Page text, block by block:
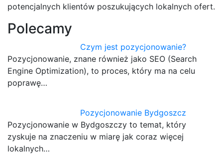
potencjalnych klientów poszukujących lokalnych ofert.
Polecamy
Czym jest pozycjonowanie?
Pozycjonowanie, znane również jako SEO (Search
Engine Optimization), to proces, który ma na celu
poprawę…
Pozycjonowanie Bydgoszcz
Pozycjonowanie w Bydgoszczy to temat, który
zyskuje na znaczeniu w miarę jak coraz więcej
lokalnych…